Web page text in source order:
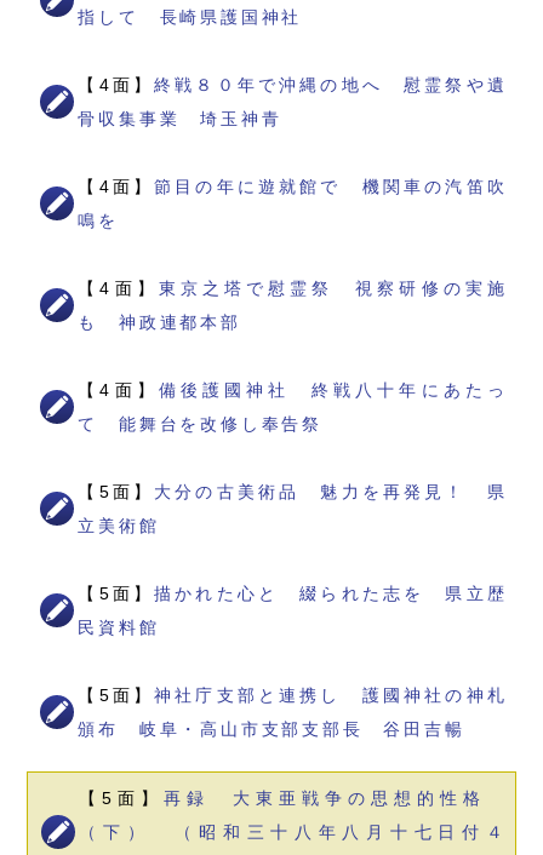
指して 長崎県護国神社
【4面】終戦８０年で沖縄の地へ 慰霊祭や遺
骨収集事業 埼玉神青
【4面】節目の年に遊就館で 機関車の汽笛吹
鳴を
【4面】 東京之塔で慰霊祭 視察研修の実施
も 神政連都本部
【4面】 備後護國神社 終戦八十年にあたっ
て 能舞台を改修し奉告祭
【5面】 大分の古美術品 魅力を再発見！ 県
立美術館
【5面】描かれた心と 綴られた志を 県立歴
民資料館
【5面】神社庁支部と連携し 護國神社の神札
頒布 岐阜・高山市支部支部長 谷田吉暢
【5面】再録 大東亜戦争の思想的性格
（下） （昭和三十八年八月十七日付４